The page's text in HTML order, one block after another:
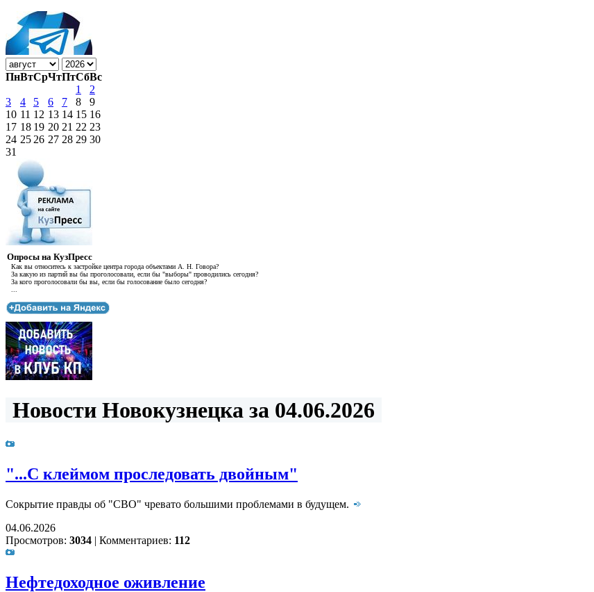
ПнВтСрЧтПтСбВс
1
2
3
4 5 6 7 8
9
10 11 12 13 14 15 16
17 18 19 20 21 22 23
24 25 26 27 28 29 30
31
Опросы на КузПресс
Как вы относитесь к застройке центра города объектами А. Н. Говора?
За какую из партий вы бы проголосовали, если бы "выборы" проводились сегодня?
За кого проголосовали бы вы, если бы голосование было сегодня?
Новости Новокузнецка за 04.06.2026
"...С клеймом проследовать двойным"
Сокрытие правды об "СВО" чревато большими проблемами в будущем.
04.06.2026
Просмотров: 3034 | Комментариев: 112
Нефтедоходное оживление